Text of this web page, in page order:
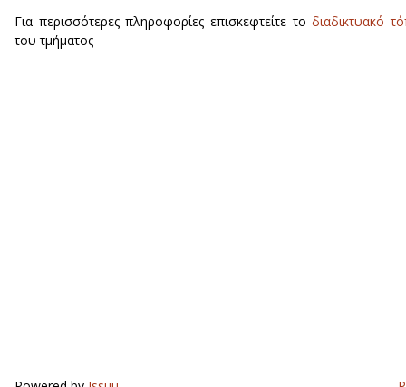
Για περισσότερες πληροφορίες επισκεφτείτε τοδιαδικτυακό
του τμήματος